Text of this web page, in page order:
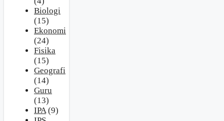
Biologi
(15)
Ekonomi
(24)
Fisika
(15)
Geografi
(14)
Guru
(13)
IPA(9)